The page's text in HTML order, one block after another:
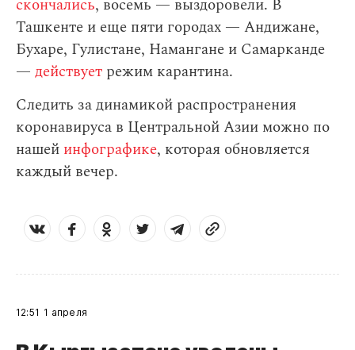
скончались, восемь — выздоровели. В
Ташкенте и еще пяти городах — Андижане,
Бухаре, Гулистане, Намангане и Самарканде
— действует режим карантина.
Следить за динамикой распространения
коронавируса в Центральной Азии можно по
нашей инфографике, которая обновляется
каждый вечер.
12:51 1 апреля